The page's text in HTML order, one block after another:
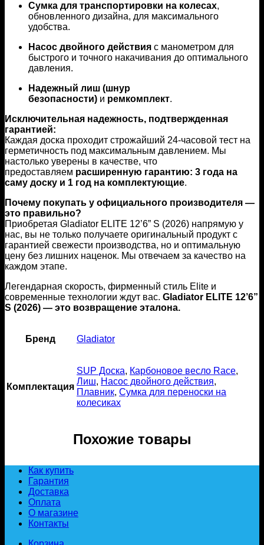
Сумка для транспортировки на колесах,
обновленного дизайна, для максимального
удобства.
Насос двойного действия с манометром для
быстрого и точного накачивания до оптимального
давления.
Надежный лиш (шнур
безопасности) и ремкомплект.
Исключительная надежность, подтвержденная
гарантией:
Каждая доска проходит строжайший 24-часовой тест на
герметичность под максимальным давлением. Мы
настолько уверены в качестве, что
предоставляем расширенную гарантию: 3 года на
саму доску и 1 год на комплектующие.
Почему покупать у официального производителя —
это правильно?
Приобретая Gladiator ELITE 12’6” S (2026) напрямую у
нас, вы не только получаете оригинальный продукт с
гарантией свежести производства, но и оптимальную
цену без лишних наценок. Мы отвечаем за качество на
каждом этапе.
Легендарная скорость, фирменный стиль Elite и
современные технологии ждут вас. Gladiator ELITE 12’6”
S (2026) — это возвращение эталона.
Бренд Gladiator
Комплектация
SUP Доска, Карбоновое весло Race,
Лиш, Насос двойного действия,
Плавник, Сумка для переноски на
колесиках
Похожие товары
Как купить
Гарантия
Доставка
Оплата
О магазине
Контакты